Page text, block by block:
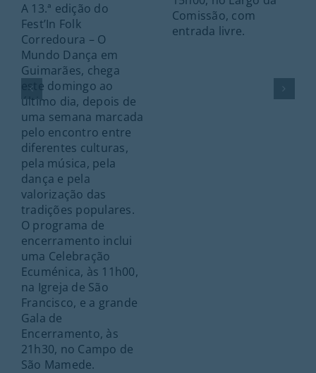
A 13.ª edição do
Fest’In Folk
Corredoura – O
Mundo Dança em
Guimarães, chega
este domingo ao
último dia, depois de
uma semana marcada
pelo encontro entre
diferentes culturas,
pela música, pela
dança e pela
valorização das
tradições populares.
O programa de
encerramento inclui
uma Celebração
Ecuménica, às 11h00,
na Igreja de São
Francisco, e a grande
Gala de
Encerramento, às
21h30, no Campo de
São Mamede.
Comissão, com
entrada livre.